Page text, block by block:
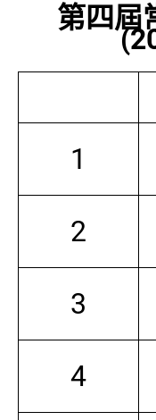
第四屆
1
2
3
4